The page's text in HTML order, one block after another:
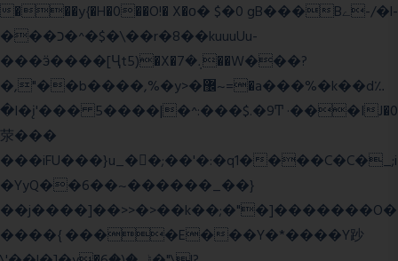
���y{�H�0��O!� X�о� $�0 gB���Bے-/�l-
���כ�^�$�\��r�8��kuuuUu-
���ӭ����[Ҷt5)�X�܉�7��W���?
�,"��b����,%�y>�޼~=�a���%�k��d؉
�I�į'��� 5����|�^:���$.�9Ͳ ·���IJ�0
荥���
���iFU���}u_��;��'�:�q1����C�C�_;i
�YyQ��6��~������_��}
��j����]��>>�>��k��;�"�]�������O�
����{ ����E���Y�*����Y䟞